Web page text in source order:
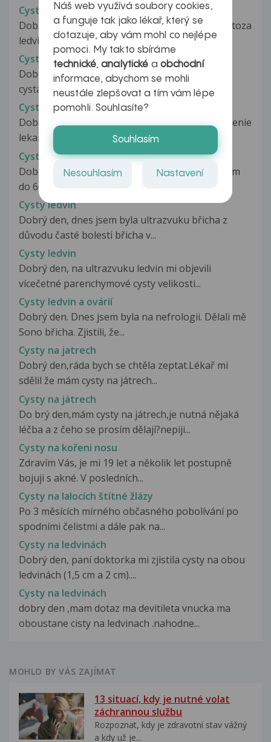
Cysty jater a ledvin
Dobrý den. Před 21 lety mi byla zjištěna polycystoza
ledvin a jater. Poslední...
Cysty jater a ledvin
Dobrý den, na VGS/CT kolono mi bylo zjištěno:
cysta jater C8, cysty ledvin,...
Cysty jater na MR
Dobry den, rada by som Vas poprosila v vysvetlenie
lekarskej spravy z magnetickej...
Cysty ledvin
Dobrý den,mám několik cyst na ledvinách od 1cm
do 6cm,lékař mi dlouhodobě tvrdí...
Cysty ledvin
Dobrý den, dnes jsem byla ultrazvuku břicha z
důvodu časté bolesti břicha v...
Cysty ledvin
Dobrý den, na ultrazvuku ledvin mi objevili
vícečetné parenchymové cysty velikosti...
Cysty ledvin a ovárií
Dobrý den. Dnes jsem byla na nefrologii. Dělali mě
Sono břicha. Zjistili, že...
Cysty na jatrech
Dobrý den,ráda bych se chtěla zeptat.Lékař mi
sdělil že mám cysty na játrech...
Cysty na játrech
Do brý den,mám cysty na játrech,je nutná nějaká
léčba a z čeho se prosím dělají?nepiji...
Cysty na kořeni nosu
Zdravím Vás, je mi 19 let a několik let postupně
bojuji s akné. V posledních...
Cysty na lalocích štítné žlázy
Po 3 měsících mírného občasného pobolívání po
spodními čelistmi a dále pak na...
Cysty na ledvinách
Dobrý den, paní doktorka mi zjistila cysty na obou
ledvinách (1,5 cm a 2 cm)....
Cysty na ledvinách
dobry den ,mam dotaz ma devitileta vnucka ma
oboustane cisty na ledvinach .nahodne...
MOHLO BY VÁS ZAJÍMAT
13 situací, kdy je nutné volat
záchrannou službu
Rozpoznat, kdy je zdravotní stav vážný
a kdy už je...
Náš web využívá soubory cookies,
a funguje tak jako lékař, který se
dotazuje, aby vám mohl co nejlépe
pomoci. My takto sbíráme
technické,analytické a obchodní
informace, abychom se mohli
neustále zlepšovat a tím vám lépe
pomohli. Souhlasíte?
Souhlasím
Nesouhlasím Nastavení